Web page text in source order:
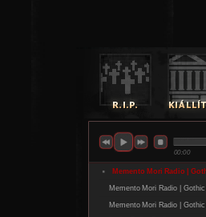
Hazai kiemelt előadó
A hazai feltörekvő
fllozz mellett, aki a
dalszerző és előadó a
állnak össze. fllozz az
előadójaként tűnt fel.
válogatáslemezen
műsorvezetője, Kevin
személyes traumák
tágítja saját
pop és a kísérletező
olyan közreműködőkkel,